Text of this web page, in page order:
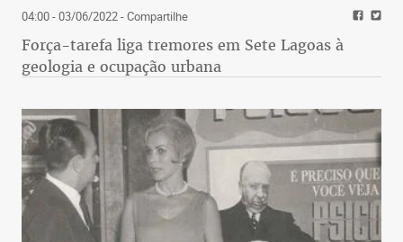
04:00 - 03/06/2022- Compartilhe
Força-tarefa liga tremores em Sete Lagoas à
geologia e ocupação urbana